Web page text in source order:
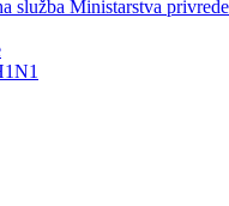
služba Ministarstva privrede